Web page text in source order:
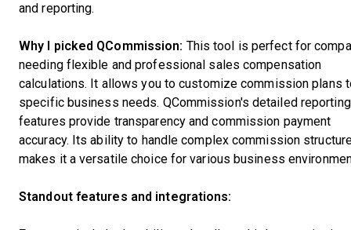
and reporting.
Why I picked QCommission: This tool is perfect for
needing flexible and professional sales compensation
calculations. It allows you to customize commission plans
specific business needs. QCommission's detailed reporting
features provide transparency and commission payment
accuracy. Its ability to handle complex commission
makes it a versatile choice for various business
Standout features and integrations: